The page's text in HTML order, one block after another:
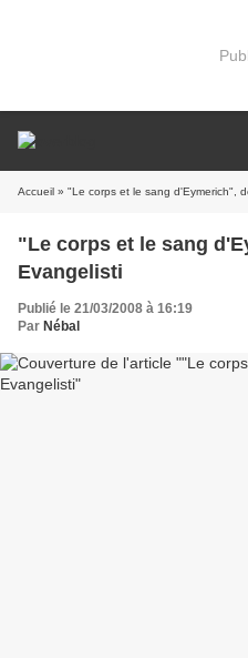
Accueil » "Le corps et le sang d'Eymerich",
"Le corps et le sang
Evangelisti
Publié le 21/03/2008 à 16:19
Par Nébal